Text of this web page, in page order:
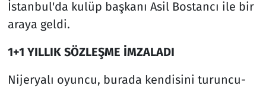
İstanbul'da kulüp başkanı Asil Bostancı ile bir
araya geldi.
1+1 YILLIK SÖZLEŞME İMZALADI
Nijeryalı oyuncu, burada kendisini turuncu-